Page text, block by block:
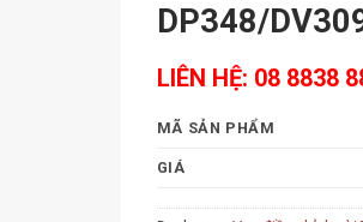
DP348/
LIÊN HỆ: 08 8838
MÃ SẢN PHẨM
GIÁ